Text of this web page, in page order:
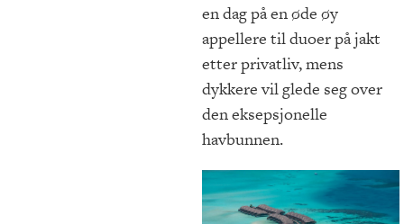
en dag på en øde øy
appellere til duoer på jakt
etter privatliv, mens
dykkere vil glede seg over
den eksepsjonelle
havbunnen.